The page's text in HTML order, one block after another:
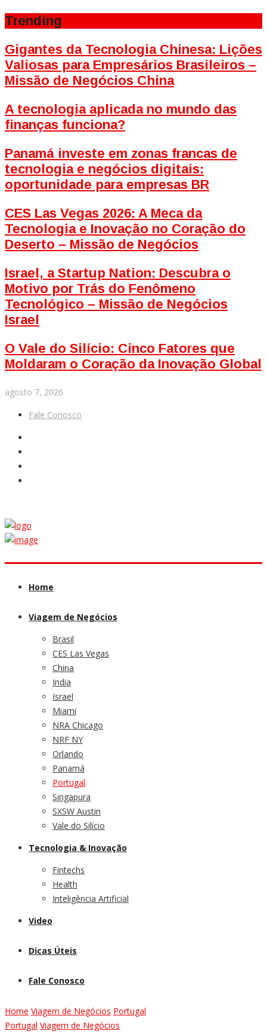
Trending
Gigantes da Tecnologia Chinesa: Lições
Valiosas para Empresários Brasileiros –
Missão de Negócios China
A tecnologia aplicada no mundo das
finanças funciona?
Panamá investe em zonas francas de
tecnologia e negócios digitais:
oportunidade para empresas BR
CES Las Vegas 2026: A Meca da
Tecnologia e Inovação no Coração do
Deserto – Missão de Negócios
Israel, a Startup Nation: Descubra o
Motivo por Trás do Fenômeno
Tecnológico – Missão de Negócios
Israel
O Vale do Silício: Cinco Fatores que
Moldaram o Coração da Inovação Global
agosto 7, 2026
Fale Conosco
Home
Viagem de Negócios
Brasil
CES Las Vegas
China
India
Israel
Miami
NRA Chicago
NRF NY
Orlando
Panamá
Portugal
Singapura
SXSW Austin
Vale do Silício
Tecnologia & Inovação
Fintechs
Health
Inteligência Artificial
Video
Dicas Úteis
Fale Conosco
Home Viagem de Negócios Portugal
Portugal Viagem de Negócios